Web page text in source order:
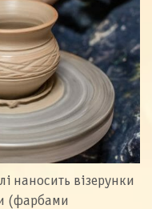
наносить візерунки
(фарбами